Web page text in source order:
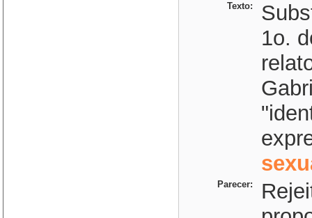
Texto:
1o.
Parecer: